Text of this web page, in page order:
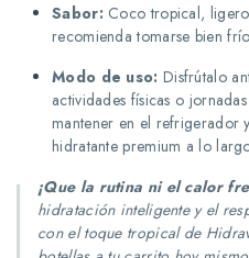
Sabor: Coco tropical,
recomienda tomarse bien
Modo de uso: Disfrútalo
actividades físicas o
mantener en el refrigerador
hidratante premium a lo
¡Que la rutina ni el calor
hidratación inteligente y el
con el toque tropical de